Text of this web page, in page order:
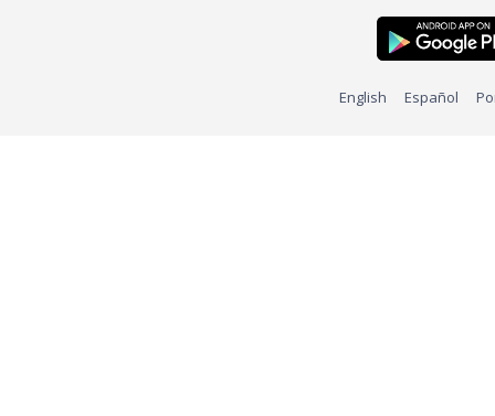
English Español